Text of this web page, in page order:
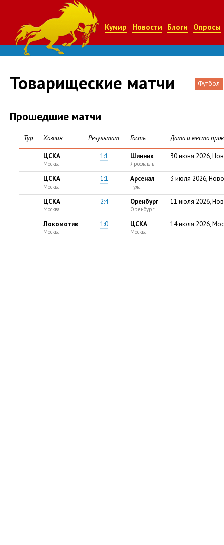
Кумир Новости Блоги Опросы
Товарищеские матчи Футбол
Прошедшие матчи
Тур Хозяин Результат Гость Дата и место
ЦСКА
Москва
1:1 Шинник
Ярославль
30 июня 2026,
ЦСКА
Москва
1:1 Арсенал
Тула
3 июля 2026,
ЦСКА
Москва
2:4 Оренбург
Оренбург
11 июля 2026,
Локомотив
Москва
1:0 ЦСКА
Москва
14 июля 2026,